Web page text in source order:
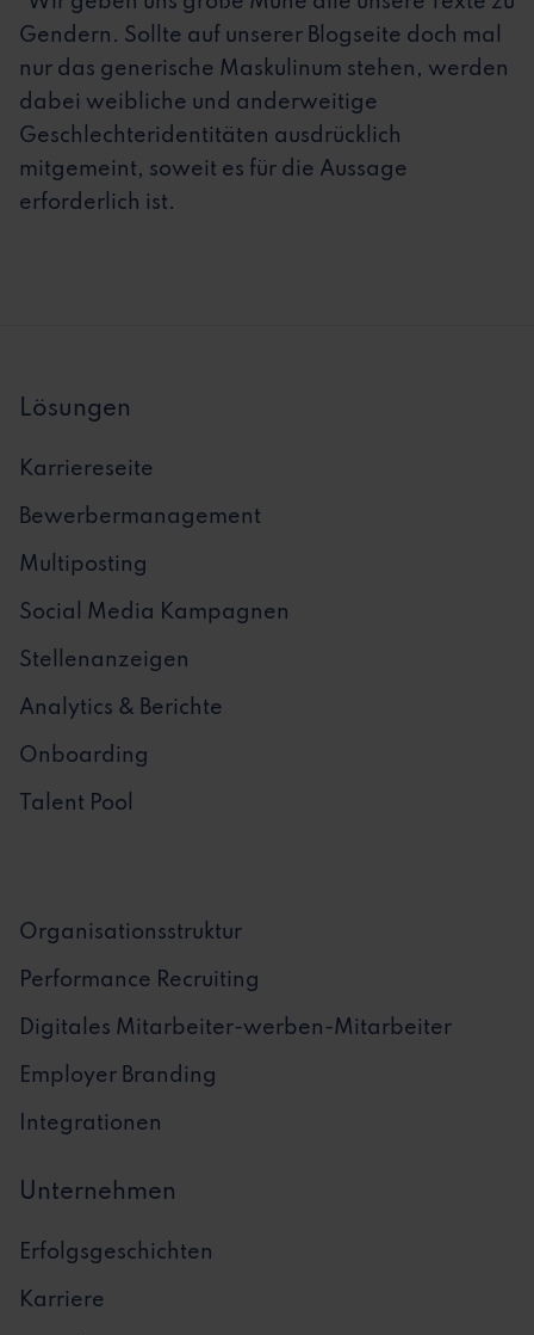
Gendern. Sollte auf unserer Blogseite doch mal
nur das generische Maskulinum stehen, werden
dabei weibliche und anderweitige
Geschlechteridentitäten ausdrücklich
mitgemeint, soweit es für die Aussage
erforderlich ist.
Lösungen
Karriereseite
Bewerbermanagement
Multiposting
Social Media Kampagnen
Stellenanzeigen
Analytics & Berichte
Onboarding
Talent Pool
Organisationsstruktur
Performance Recruiting
Digitales Mitarbeiter-werben-Mitarbeiter
Employer Branding
Integrationen
Unternehmen
Erfolgsgeschichten
Karriere